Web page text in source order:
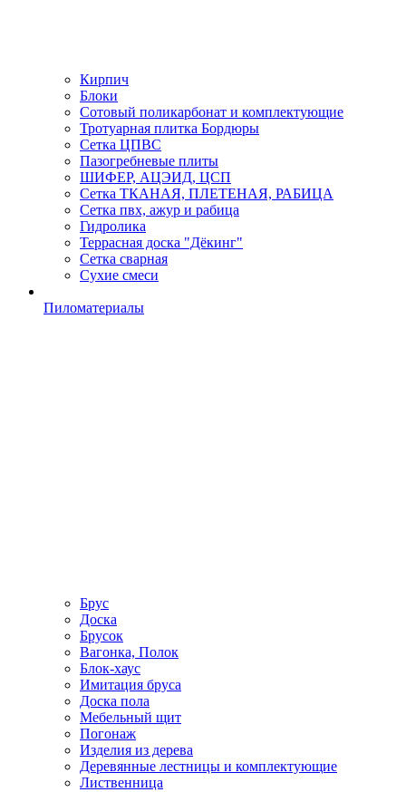
Кирпич
Блоки
Сотовый поликарбонат и комплектующие
Тротуарная плитка Бордюры
Сетка ЦПВС
Пазогребневые плиты
ШИФЕР, АЦЭИД, ЦСП
Сетка ТКАНАЯ, ПЛЕТЕНАЯ, РАБИЦА
Сетка пвх, ажур и рабица
Гидролика
Террасная доска "Дёкинг"
Сетка сварная
Сухие смеси
Пиломатериалы
Брус
Доска
Брусок
Вагонка, Полок
Блок-хаус
Имитация бруса
Доска пола
Мебельный щит
Погонаж
Изделия из дерева
Деревянные лестницы и комплектующие
Лиственница